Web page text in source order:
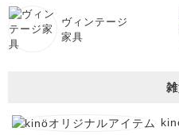
ヴィンテージ
家具